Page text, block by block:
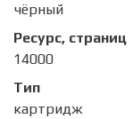
чёрный
Ресурс, страниц
14000
Тип
картридж